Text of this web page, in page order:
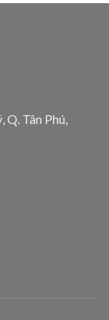
Tân Phú,